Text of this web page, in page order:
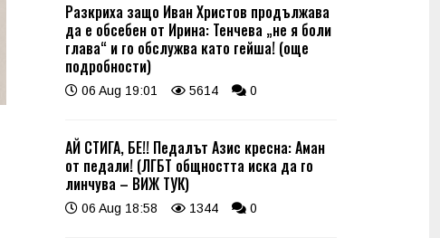
Разкриха защо Иван Христов продължава
да е обсебен от Ирина: Тенчева „не я боли
глава“ и го обслужва като гейша! (още
подробности)
06 Aug 19:01 5614 0
АЙ СТИГА, БЕ!! Педалът Азис кресна: Аман
от педали! (ЛГБТ общността иска да го
линчува – ВИЖ ТУК)
06 Aug 18:58 1344 0